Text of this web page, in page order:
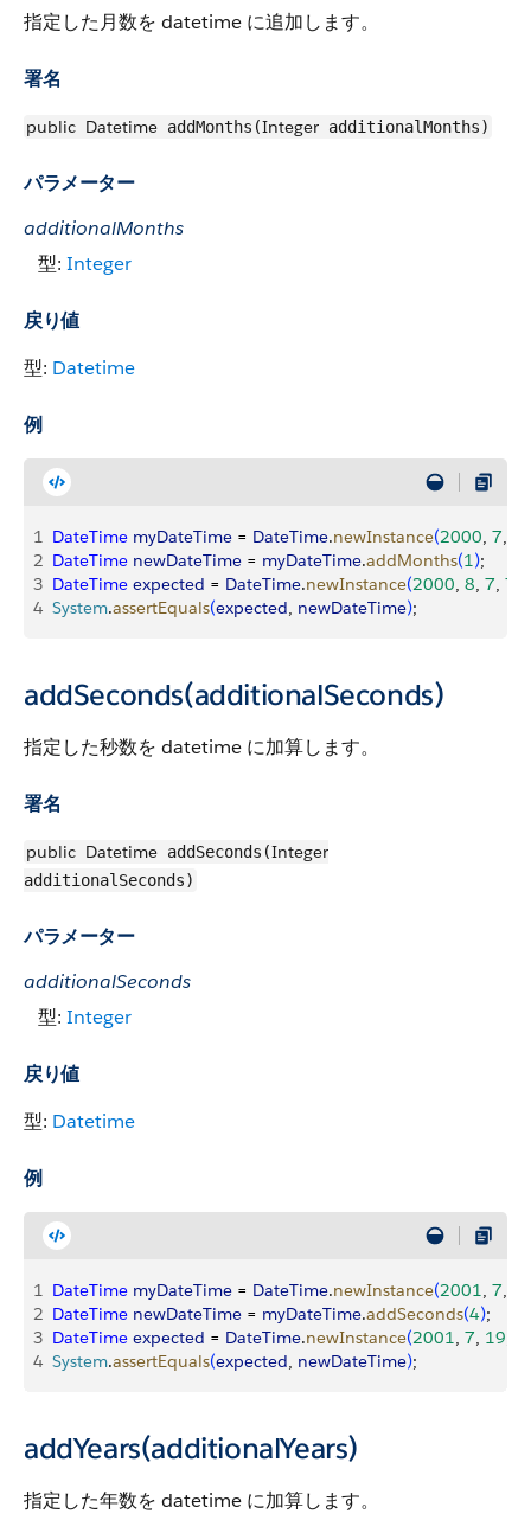
指定した月数を datetime に追加します。
署名
public Datetime addMonths(Integer additionalMonths)
パラメーター
additionalMonths
型: Integer
戻り値
型: Datetime
例
1 DateTime myDateTime = DateTime.newInstance(2000, 7,
2 DateTime newDateTime = myDateTime.addMonths(1);
3 DateTime expected = DateTime.newInstance(2000, 8, 7, 7
4 System.assertEquals(expected, newDateTime);
addSeconds(additionalSeconds)
指定した秒数を datetime に加算します。
署名
public Datetime addSeconds(Integer
additionalSeconds)
パラメーター
additionalSeconds
型: Integer
戻り値
型: Datetime
例
1 DateTime myDateTime = DateTime.newInstance(2001, 7,
2 DateTime newDateTime = myDateTime.addSeconds(4);
3 DateTime expected = DateTime.newInstance(2001, 7, 19
4 System.assertEquals(expected, newDateTime);
addYears(additionalYears)
指定した年数を datetime に加算します。